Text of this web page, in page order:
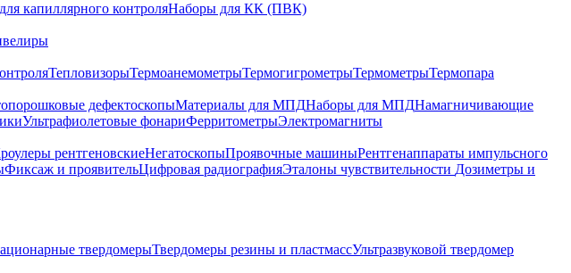
капиллярного контроляНаборы для КК (ПВК)
ТепловизорыТермоанемометрыТермогигрометрыТермометрыТермопара
дефектоскопыМатериалы для МПДНаборы для МПДНамагничивающие
Ультрафиолетовые фонариФерритометрыЭлектромагниты
рентгеновскиеНегатоскопыПроявочные машиныРентгенаппараты импульсного
Фиксаж и проявительЦифровая радиографияЭталоны чувствительности Дозиметры и
твердомерыТвердомеры резины и пластмассУльтразвуковой твердомер